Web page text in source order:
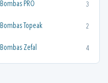
Bombas PRO 3
Bombas Topeak 2
Bombas Zefal 4